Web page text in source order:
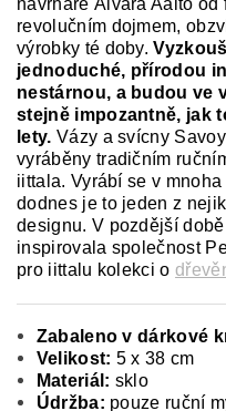
návrháře Alvara Aalto od
revolučním dojmem,
výrobky té doby.
jednoduché, přírodou
nestárnou, a budou ve
stejně impozantně, jak
lety. Vázy a svícny
vyráběny tradičním
iittala. Vyrábí se v
dodnes je to jeden z
designu. V pozdější
inspirovala společnost
pro iittalu kolekci o
Zabaleno v dárkové
Velikost: 5 x 38 cm
Materiál: sklo
Údržba: pouze ruční